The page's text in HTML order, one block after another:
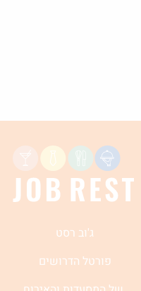
ג'וב רסט
פורטל הדרושים